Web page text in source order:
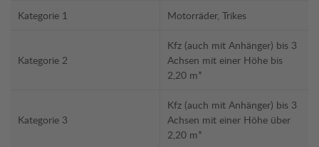
Kategorie 1 Motorräder, Trikes
Kategorie 2
Kfz (auch mit Anhänger) bis 3
Achsen mit einer Höhe bis
2,20 m*
Kategorie 3
Kfz (auch mit Anhänger) bis 3
Achsen mit einer Höhe über
2,20 m*